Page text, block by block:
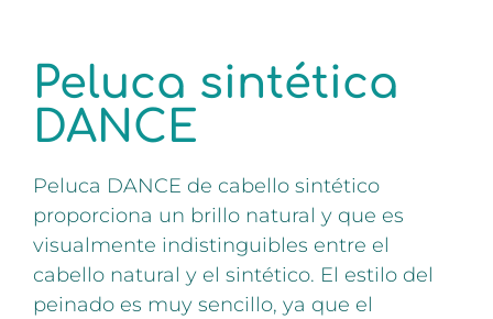
Peluca sintética
DANCE
Peluca DANCE de cabello sintético
proporciona un brillo natural y que es
visualmente indistinguibles entre el
cabello natural y el sintético. El estilo del
peinado es muy sencillo, ya que el